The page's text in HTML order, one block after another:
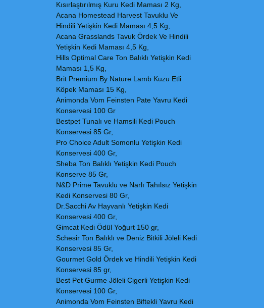
Kısırlaştırılmış Kuru Kedi Maması 2 Kg,
Acana Homestead Harvest Tavuklu Ve
Hindili Yetişkin Kedi Maması 4,5 Kg,
Acana Grasslands Tavuk Ördek Ve Hindili
Yetişkin Kedi Maması 4,5 Kg,
Hills Optimal Care Ton Balıklı Yetişkin Kedi
Maması 1,5 Kg,
Brit Premium By Nature Lamb Kuzu Etli
Köpek Maması 15 Kg,
Animonda Vom Feinsten Pate Yavru Kedi
Konservesi 100 Gr
Bestpet Tunalı ve Hamsili Kedi Pouch
Konservesi 85 Gr,
Pro Choice Adult Somonlu Yetişkin Kedi
Konservesi 400 Gr,
Sheba Ton Balıklı Yetişkin Kedi Pouch
Konserve 85 Gr,
N&D Prime Tavuklu ve Narlı Tahılsız Yetişkin
Kedi Konservesi 80 Gr,
Dr.Sacchi Av Hayvanlı Yetişkin Kedi
Konservesi 400 Gr,
Gimcat Kedi Ödül Yoğurt 150 gr,
Schesir Ton Balıklı ve Deniz Bitkili Jöleli Kedi
Konservesi 85 Gr,
Gourmet Gold Ördek ve Hindili Yetişkin Kedi
Konservesi 85 gr,
Best Pet Gurme Jöleli Cigerli Yetişkin Kedi
Konservesi 100 Gr,
Animonda Vom Feinsten Biftekli Yavru Kedi